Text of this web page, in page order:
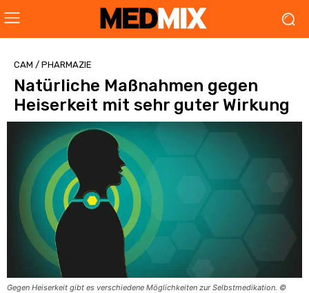
CAM / PHARMAZIE
Natürliche Maßnahmen gegen
Heiserkeit mit sehr guter Wirkung
Gegen Heiserkeit gibt es verschiedene Möglichkeiten zur Selbstmedikation. ©